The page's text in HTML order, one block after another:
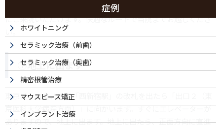
す。ビジネスパーソンの方々も通勤の合間やお仕事帰りに気軽
にご来院いただけます。快適なルートで当院までお越しくださ
い。
①地上に出ます
東京メトロ丸ノ内線「西新宿駅」の改札を出たら「出口２（東
京医科大学病院方面）」に向かいます。すぐにエレベーターが
ありますので、地上に出ます。地上に出たら、正面方向に直進
症例
ホワイトニング
セラミック治療（前歯）
セラミック治療（奥歯）
精密根管治療
マウスピース矯正
インプラント治療